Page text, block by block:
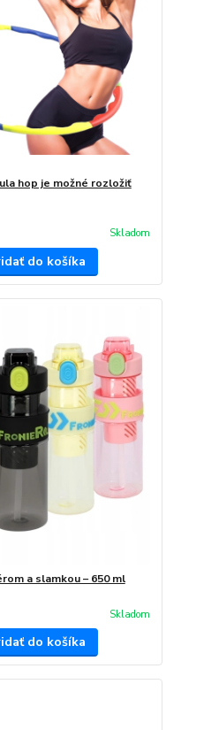
hop je možné rozložiť
Skladom
do košíka
a slamkou – 650 ml
Skladom
do košíka